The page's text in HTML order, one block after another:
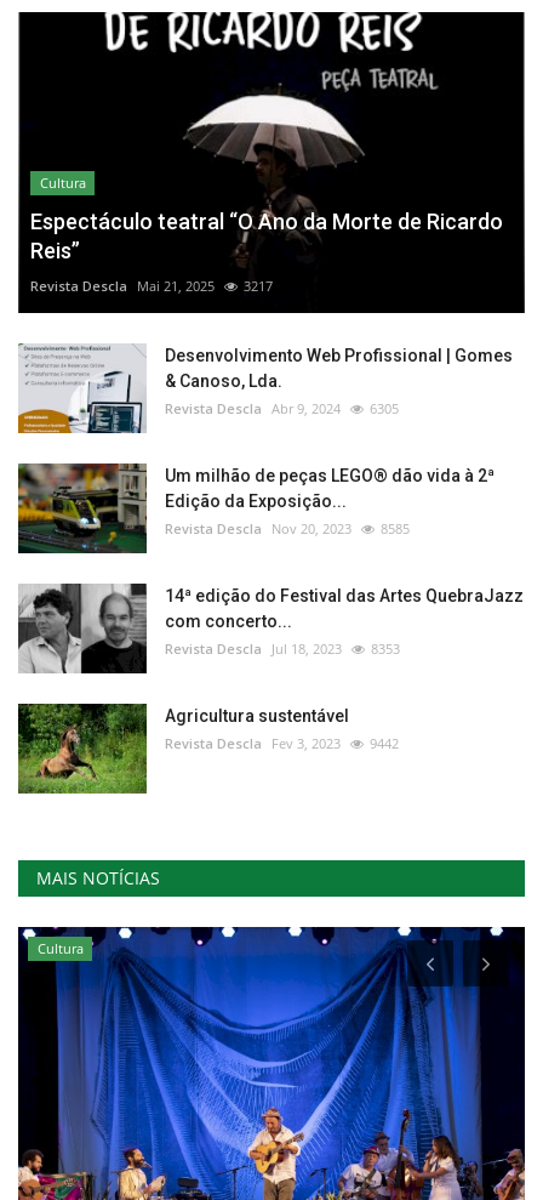
Cultura
Espectáculo teatral “O Ano da Morte de Ricardo
Reis”
Revista Descla Mai 21, 2025 3217
Desenvolvimento Web Profissional | Gomes
& Canoso, Lda.
Revista Descla Abr 9, 2024 6305
Um milhão de peças LEGO® dão vida à 2ª
Edição da Exposição...
Revista Descla Nov 20, 2023 8585
14ª edição do Festival das Artes QuebraJazz
com concerto...
Revista Descla Jul 18, 2023 8353
Agricultura sustentável
Revista Descla Fev 3, 2023 9442
MAIS NOTÍCIAS
Cultura